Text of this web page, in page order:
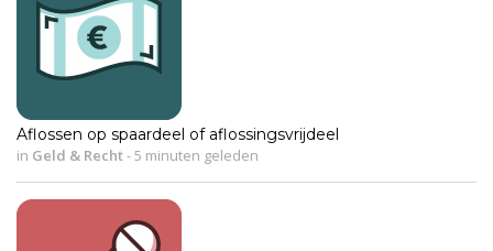
Aflossen op spaardeel of aflossingsvrijdeel
in Geld & Recht-5 minuten geleden